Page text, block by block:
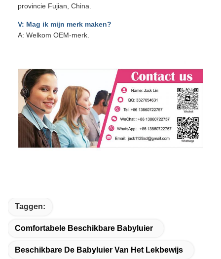
provincie Fujian, China.
V: Mag ik mijn merk maken?
A: Welkom OEM-merk.
Taggen:
Comfortabele Beschikbare Babyluier
Beschikbare De Babyluier Van Het Lekbewijs